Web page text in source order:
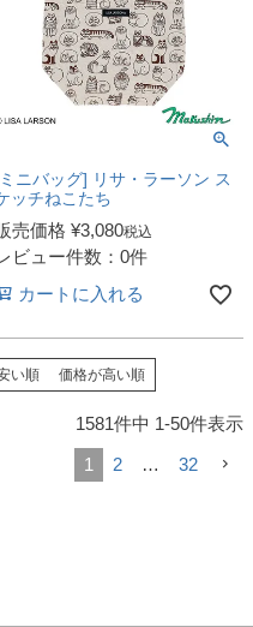
ニバッグ] リサ・ラーソン ス
ッチねこたち
売価格 ¥3,080税込
ビュー件数：0件
カートに入れる
い順 価格が高い順
1581件中 1-50件表示
1
2 … 32